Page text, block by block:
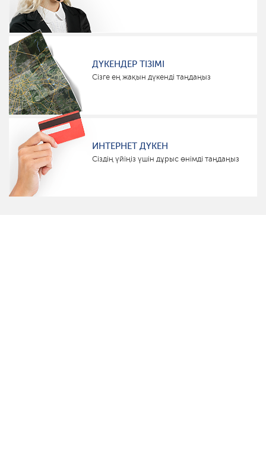
ДҮКЕНДЕР ТІЗІМІ
Сізге ең жақын дүкенді таңдаңыз
ИНТЕРНЕТ ДҮКЕН
Сіздің үйіңіз үшін дұрыс өнімді таңдаңыз